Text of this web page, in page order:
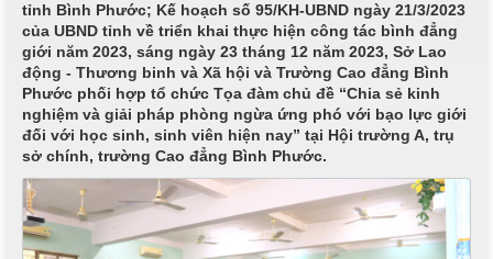
tỉnh Bình Phước; Kế hoạch số 95/KH-UBND ngày 21/3/2023
của UBND tỉnh về triển khai thực hiện công tác bình đẳng
giới năm 2023, sáng ngày 23 tháng 12 năm 2023, Sở Lao
động - Thương binh và Xã hội và Trường Cao đẳng Bình
Phước phối hợp tổ chức Tọa đàm chủ đề “Chia sẻ kinh
nghiệm và giải pháp phòng ngừa ứng phó với bạo lực giới
đối với học sinh, sinh viên hiện nay” tại Hội trường A, trụ
sở chính, trường Cao đẳng Bình Phước.